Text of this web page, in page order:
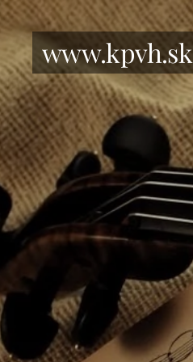
www.kpvh.sk